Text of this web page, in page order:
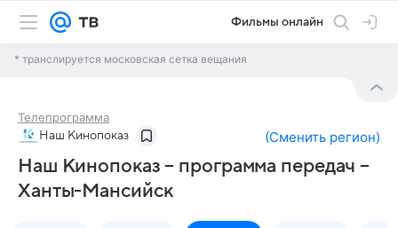
Фильмы онлайн
* транслируется московская сетка вещания
Телепрограмма
Наш Кинопоказ (Сменить регион)
Наш Кинопоказ – программа передач –
Ханты-Мансийск